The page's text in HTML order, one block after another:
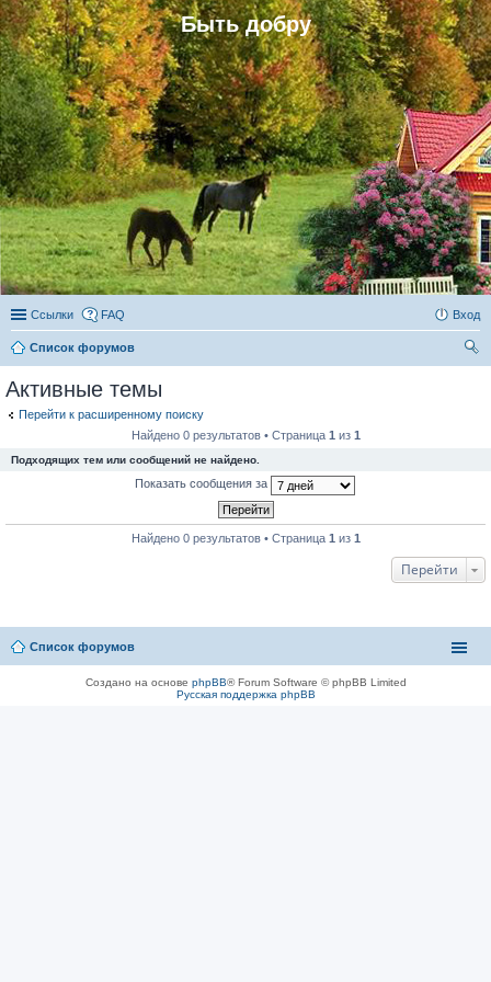
Быть добру
Ссылки FAQ Вход
Список форумов
Активные темы
Перейти к расширенному поиску
Найдено 0 результатов • Страница 1 из 1
Подходящих тем или сообщений не найдено.
Показать сообщения за
Найдено 0 результатов • Страница 1 из 1
Перейти
Список форумов
Создано на основе phpBB® Forum Software © phpBB Limited
Русская поддержка phpBB